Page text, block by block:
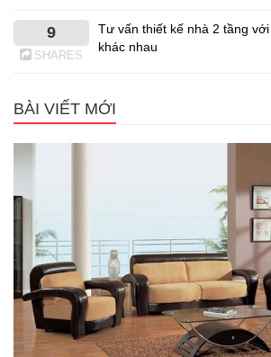
9
SHARES
Tư vấn thiết kế nhà 2 tầng
khác nhau
BÀI VIẾT MỚI